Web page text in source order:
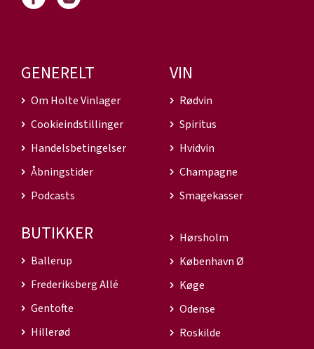
GENERELT
Om Holte Vinlager
Cookieindstillinger
Handelsbetingelser
Åbningstider
Podcasts
VIN
Rødvin
Spiritus
Hvidvin
Champagne
Smagekasser
BUTIKKER
Ballerup
Frederiksberg Allé
Gentofte
Hillerød
Hørsholm
København Ø
Køge
Odense
Roskilde